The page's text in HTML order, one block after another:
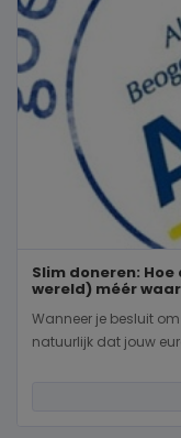
Slim doneren:
wereld) méér
Wanneer je besluit
natuurlijk dat jouw